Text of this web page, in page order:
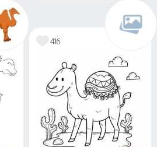
416